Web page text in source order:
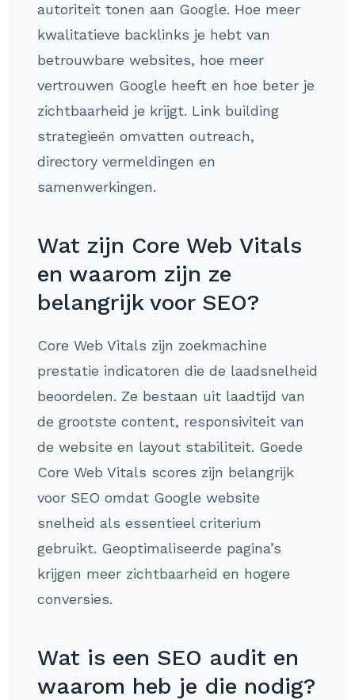
autoriteit tonen aan Google. Hoe meer
kwalitatieve backlinks je hebt van
betrouwbare websites, hoe meer
vertrouwen Google heeft en hoe beter je
zichtbaarheid je krijgt. Link building
strategieën omvatten outreach,
directory vermeldingen en
samenwerkingen.
Wat zijn Core Web Vitals
en waarom zijn ze
belangrijk voor SEO?
Core Web Vitals zijn zoekmachine
prestatie indicatoren die de laadsnelheid
beoordelen. Ze bestaan uit laadtijd van
de grootste content, responsiviteit van
de website en layout stabiliteit. Goede
Core Web Vitals scores zijn belangrijk
voor SEO omdat Google website
snelheid als essentieel criterium
gebruikt. Geoptimaliseerde pagina’s
krijgen meer zichtbaarheid en hogere
conversies.
Wat is een SEO audit en
waarom heb je die nodig?